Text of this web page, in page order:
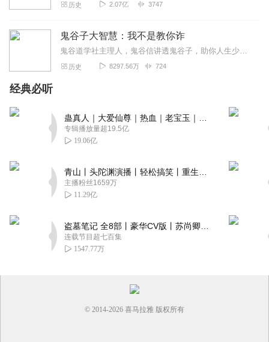
历史 2.07亿 3747
鬼谷子大智慧：我不是教你诈
鬼谷道学社主理人，鬼谷信讲透鬼谷子，助你人生少走弯路。欢迎关注微信公众号：鬼谷道。
历史 8297.56万 724
经典必听
专辑播放量超19.5亿
19.06亿
主播粉丝1659万
11.29亿
连载节目超七百集
1547.77万
© 2014-2026 喜马拉雅 版权所有